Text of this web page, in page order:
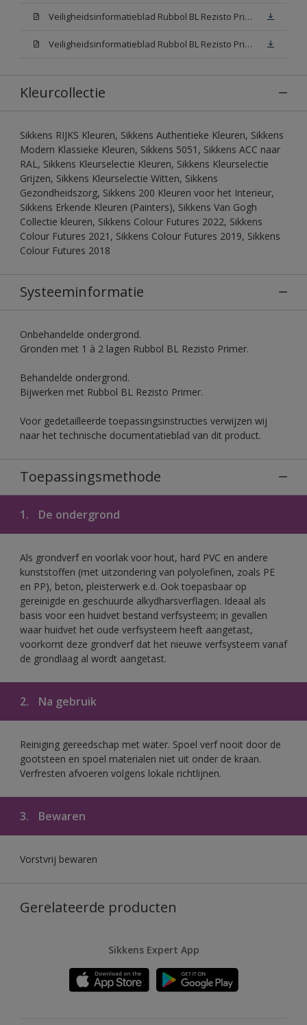
Veiligheidsinformatieblad Rubbol BL Rezisto Primer White (MSDS)
Veiligheidsinformatieblad Rubbol BL Rezisto Primer W05 (MSDS)
Kleurcollectie
Sikkens RIJKS Kleuren, Sikkens Authentieke Kleuren, Sikkens
Modern Klassieke Kleuren, Sikkens 5051, Sikkens ACC naar
RAL, Sikkens Kleurselectie Kleuren, Sikkens Kleurselectie
Grijzen, Sikkens Kleurselectie Witten, Sikkens
Gezondheidszorg, Sikkens 200 Kleuren voor het Interieur,
Sikkens Erkende Kleuren (Painters), Sikkens Van Gogh
Collectie kleuren, Sikkens Colour Futures 2022, Sikkens
Colour Futures 2021, Sikkens Colour Futures 2019, Sikkens
Colour Futures 2018
Systeeminformatie
Onbehandelde ondergrond.
Gronden met 1 à 2 lagen Rubbol BL Rezisto Primer.
Behandelde ondergrond.
Bijwerken met Rubbol BL Rezisto Primer.
Voor gedetailleerde toepassingsinstructies verwijzen wij
naar het technische documentatieblad van dit product.
Toepassingsmethode
1. De ondergrond
Als grondverf en voorlak voor hout, hard PVC en andere
kunststoffen (met uitzondering van polyolefinen, zoals PE
en PP), beton, pleisterwerk e.d. Ook toepasbaar op
gereinigde en geschuurde alkydharsverflagen. Ideaal als
basis voor een huidvet bestand verfsysteem; in gevallen
waar huidvet het oude verfsysteem heeft aangetast,
voorkomt deze grondverf dat het nieuwe verfsysteem vanaf
de grondlaag al wordt aangetast.
2. Na gebruik
Reiniging gereedschap met water. Spoel verf nooit door de
gootsteen en spoel materialen niet uit onder de kraan.
Verfresten afvoeren volgens lokale richtlijnen.
3. Bewaren
Vorstvrij bewaren
Gerelateerde producten
Sikkens Expert App